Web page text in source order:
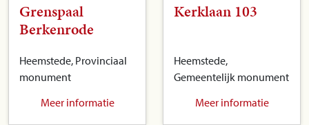
Grenspaal
Berkenrode
Heemstede, Provinciaal
monument
Meer informatie
Kerklaan 103
Heemstede,
Gemeentelijk monument
Meer informatie